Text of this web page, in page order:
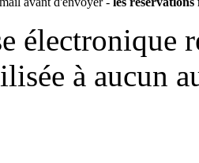
électronique
à aucun